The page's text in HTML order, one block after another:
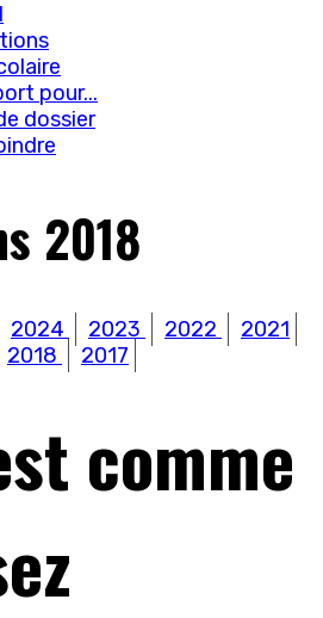
pour...
dossier
2018
2024 2023 2022
2021
2018 2017
comme